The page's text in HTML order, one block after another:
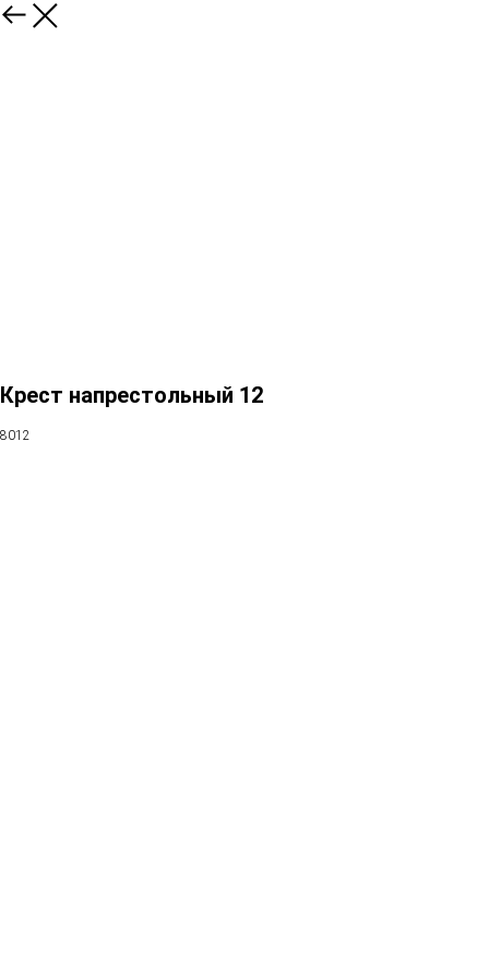
Крест напрестольный 12
8012